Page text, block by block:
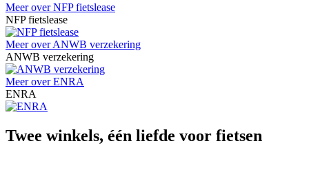
Meer over NFP fietslease
NFP fietslease
Meer over ANWB verzekering
ANWB verzekering
Meer over ENRA
ENRA
Twee winkels, één liefde voor fietsen